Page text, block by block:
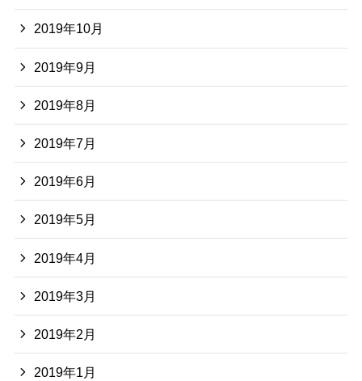
2019年10月
2019年9月
2019年8月
2019年7月
2019年6月
2019年5月
2019年4月
2019年3月
2019年2月
2019年1月